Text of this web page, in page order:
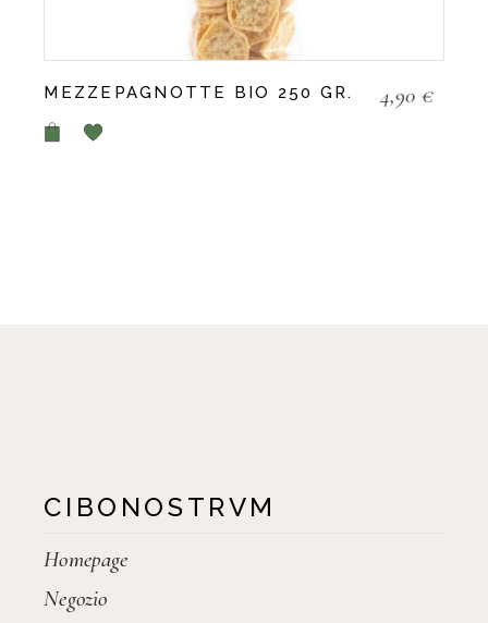
MEZZEPAGNOTTE BIO 250 GR. 4,90 €
CIBONOSTRVM
Homepage
Negozio